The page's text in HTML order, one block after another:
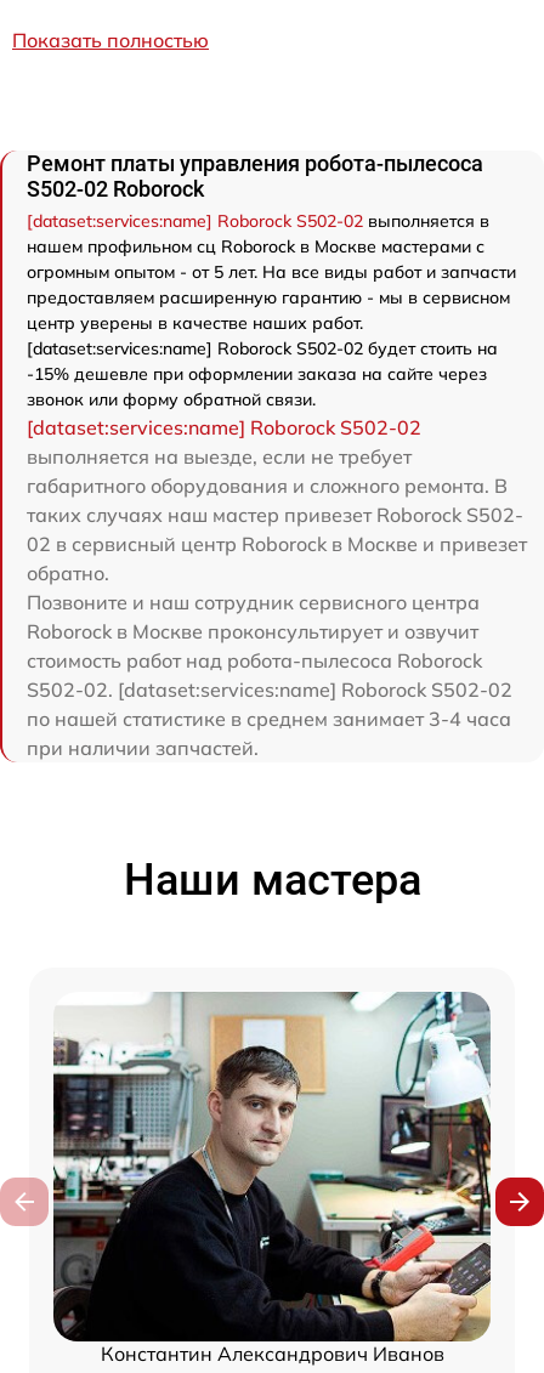
Показать полностью
Ремонт платы управления робота-пылесоса
S502-02 Roborock
[dataset:services:name] Roborock S502-02 выполняется в
нашем профильном сц Roborock в Москве мастерами с
огромным опытом - от 5 лет. На все виды работ и запчасти
предоставляем расширенную гарантию - мы в сервисном
центр уверены в качестве наших работ.
[dataset:services:name] Roborock S502-02 будет стоить на
-15% дешевле при оформлении заказа на сайте через
звонок или форму обратной связи.
[dataset:services:name] Roborock S502-02
выполняется на выезде, если не требует
габаритного оборудования и сложного ремонта. В
таких случаях наш мастер привезет Roborock S502-
02 в сервисный центр Roborock в Москве и привезет
обратно.
Позвоните и наш сотрудник сервисного центра
Roborock в Москве проконсультирует и озвучит
стоимость работ над робота-пылесоса Roborock
S502-02. [dataset:services:name] Roborock S502-02
по нашей статистике в среднем занимает 3-4 часа
при наличии запчастей.
Наши мастера
Константин Александрович Иванов